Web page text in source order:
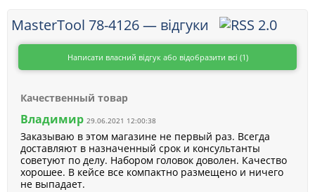
MasterTool 78-4126 — відгуки
Написати власний відгук або відобразити всі (1)
Качественный товар
Владимир 29.06.2021 12:00:38
Заказываю в этом магазине не первый раз. Всегда
доставляют в назначенный срок и консультанты
советуют по делу. Набором головок доволен. Качество
хорошее. В кейсе все компактно размещено и ничего
не выпадает.